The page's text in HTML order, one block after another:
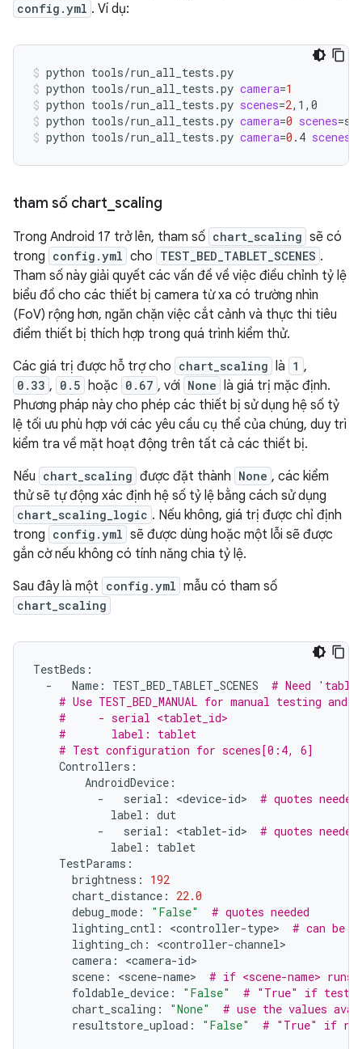
config.yml . Ví dụ:
python tools/run_all_tests.py
python tools/run_all_tests.py camera=1
python tools/run_all_tests.py scenes=2,1,0
python tools/run_all_tests.py camera=0 scenes=
python tools/run_all_tests.py camera=0 .4 scenes
tham số chart scaling
Trong Android 17 trở lên, tham số chart_scaling sẽ có
trong config.yml cho TEST_BED_TABLET_SCENES .
Tham số này giải quyết các vấn đề về việc điều chỉnh tỷ lệ
biểu đồ cho các thiết bị camera từ xa có trường nhìn
(FoV) rộng hơn, ngăn chặn việc cắt cảnh và thực thi tiêu
điểm thiết bị thích hợp trong quá trình kiểm thử.
Các giá trị được hỗ trợ cho chart_scaling là 1 ,
0.33 , 0.5 hoặc 0.67 , với None là giá trị mặc định.
Phương pháp này cho phép các thiết bị sử dụng hệ số tỷ
lệ tối ưu phù hợp với các yêu cầu cụ thể của chúng, duy trì
kiểm tra về mặt hoạt động trên tất cả các thiết bị.
Nếu chart_scaling được đặt thành None , các kiểm
thử sẽ tự động xác định hệ số tỷ lệ bằng cách sử dụng
chart_scaling_logic . Nếu không, giá trị được chỉ định
trong config.yml sẽ được dùng hoặc một lỗi sẽ được
gắn cờ nếu không có tính năng chia tỷ lệ.
Sau đây là một config.yml mẫu có tham số
chart_scaling
TestBeds :
-
Name : TEST_BED_TABLET_SCENES
# Need
# Use TEST_BED_MANUAL for manual testing
#     - serial <tablet_id>
#       label: tablet
# Test configuration for scenes[0:4, 6]
Controllers :
AndroidDevice :
-
serial : <device-id>
# quotes
label : dut
-
serial : <tablet-id>
# quotes
label :
tablet
TestParams :
brightness :
192
chart_distance :
22.0
debug_mode : "False"
# quotes needed
lighting_cntl : <controller-type>
# can be
lighting_ch : <controller-channel
camera : <camera-id
scene : <scene-name>
# if <scene-name> runs
foldable_device : "False"
# "True" if
chart_scaling : "None"
# use the values
resultstore_upload : "False" # "True" if